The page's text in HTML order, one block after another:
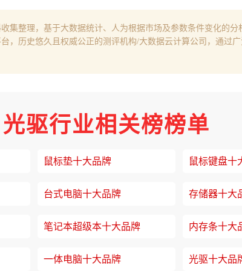
集整理，基于大数据统计、人为根据市场及参数条件变化的
，历史悠久且权威公正的测评机构/大数据云计算公司，通过
光驱行业相关榜榜单
鼠标垫十大品牌 鼠标键盘十
台式电脑十大品牌 存储器十大
笔记本超级本十大品牌 内存条十大
一体电脑十大品牌 光驱十大品